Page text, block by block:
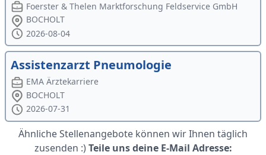
Foerster & Thelen Marktforschung Feldservice GmbH
BOCHOLT
2026-08-04
Assistenzarzt Pneumologie
EMA Ärztekarriere
BOCHOLT
2026-07-31
Ähnliche Stellenangebote können wir Ihnen täglich
zusenden :) Teile uns deine E-Mail Adresse: